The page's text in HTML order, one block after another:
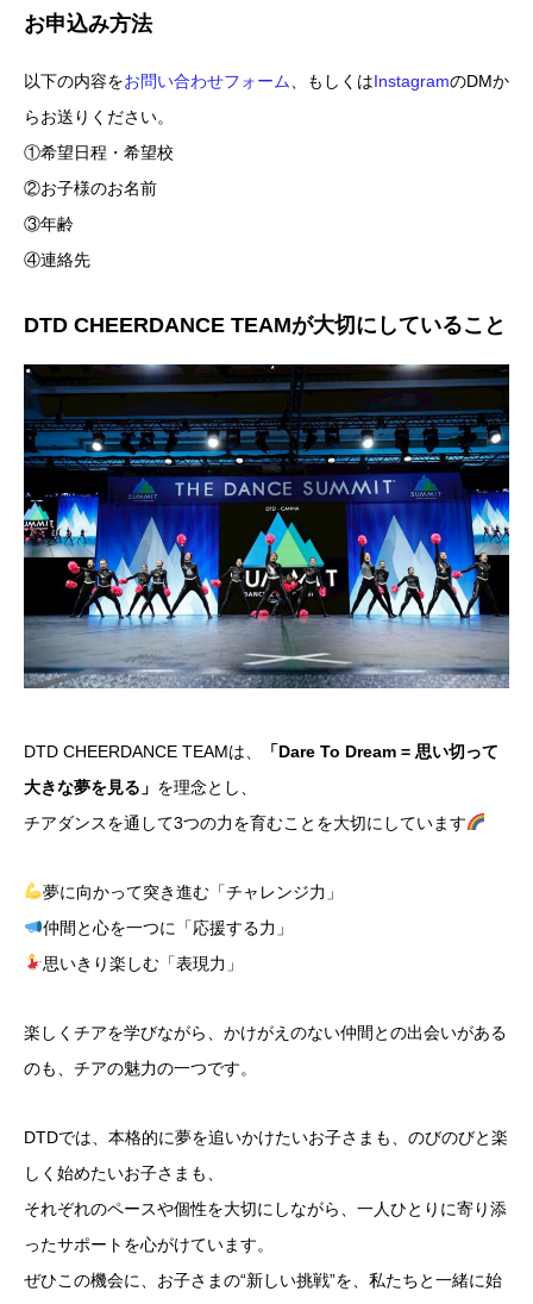
お申込み方法
以下の内容をお問い合わせフォーム 、もしくはInstagramのDMか
らお送りください。
①希望日程・希望校
②お子様のお名前
③年齢
④連絡先
DTD CHEERDANCE TEAMが大切にしていること
DTD CHEERDANCE TEAMは、
「Dare To Dream = 思い切って
大きな夢を見る」 を理念とし、
チアダンスを通して3つの力を育むことを大切にしています
夢に向かって突き進む「チャレンジ力」
仲間と心を一つに「応援する力」
思いきり楽しむ「表現力」
楽しくチアを学びながら、かけがえのない仲間との出会いがある
のも、チアの魅力の一つです。
DTDでは、本格的に夢を追いかけたいお子さまも、のびのびと楽
しく始めたいお子さまも、
それぞれのペースや個性を大切にしながら、一人ひとりに寄り添
ったサポートを心がけています。
ぜひこの機会に、お子さまの“新しい挑戦”を、私たちと一緒に始